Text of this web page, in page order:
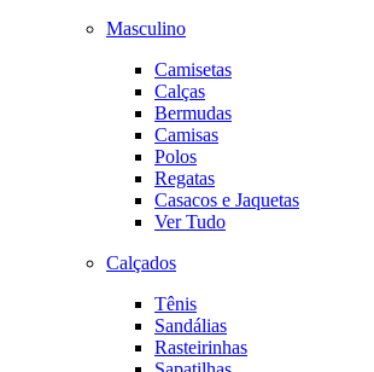
Masculino
Camisetas
Calças
Bermudas
Camisas
Polos
Regatas
Casacos e Jaquetas
Ver Tudo
Calçados
Tênis
Sandálias
Rasteirinhas